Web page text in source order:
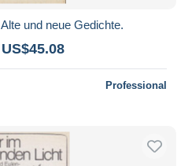
und neue Gedichte.
Professional